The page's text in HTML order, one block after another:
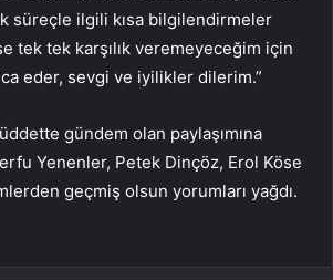
süreçle ilgili kısa bilgilendirmeler
tek tek karşılık veremeyeceğim için
eder, sevgi ve iyilikler dilerim.”
gündem olan paylaşımına
Yenenler, Petek Dinçöz, Erol Köse
geçmiş olsun yorumları yağdı.